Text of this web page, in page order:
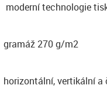
moderní technologie
gramáž 270 g/m2
horizontální, vertikální